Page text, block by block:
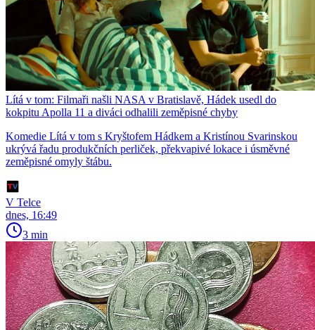
Lítá v tom: Filmaři našli NASA v Bratislavě, Hádek usedl do
kokpitu Apolla 11 a diváci odhalili zeměpisné chyby
Komedie Lítá v tom s Kryštofem Hádkem a Kristínou Svarinskou
ukrývá řadu produkčních perliček, překvapivé lokace i úsměvné
zeměpisné omyly štábu.
V Telce
dnes, 16:49
3 min